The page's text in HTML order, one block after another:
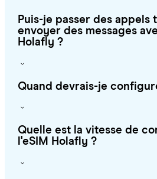
Puis-je passer des appels
envoyer des messages
Holafly ?
Quand devrais-je
Quelle est la vitesse de
l'eSIM Holafly ?